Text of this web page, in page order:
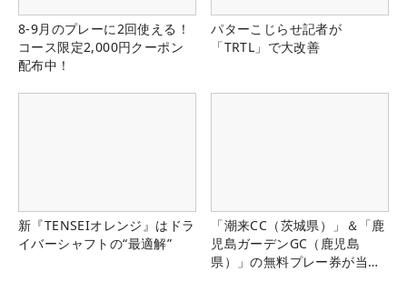
8-9月のプレーに2回使える！
コース限定2,000円クーポン
配布中！
パターこじらせ記者が
「TRTL」で大改善
新『TENSEIオレンジ』はドラ
イバーシャフトの“最適解”
「潮来CC（茨城県）」＆「鹿
児島ガーデンGC（鹿児島
県）」の無料プレー券が当た